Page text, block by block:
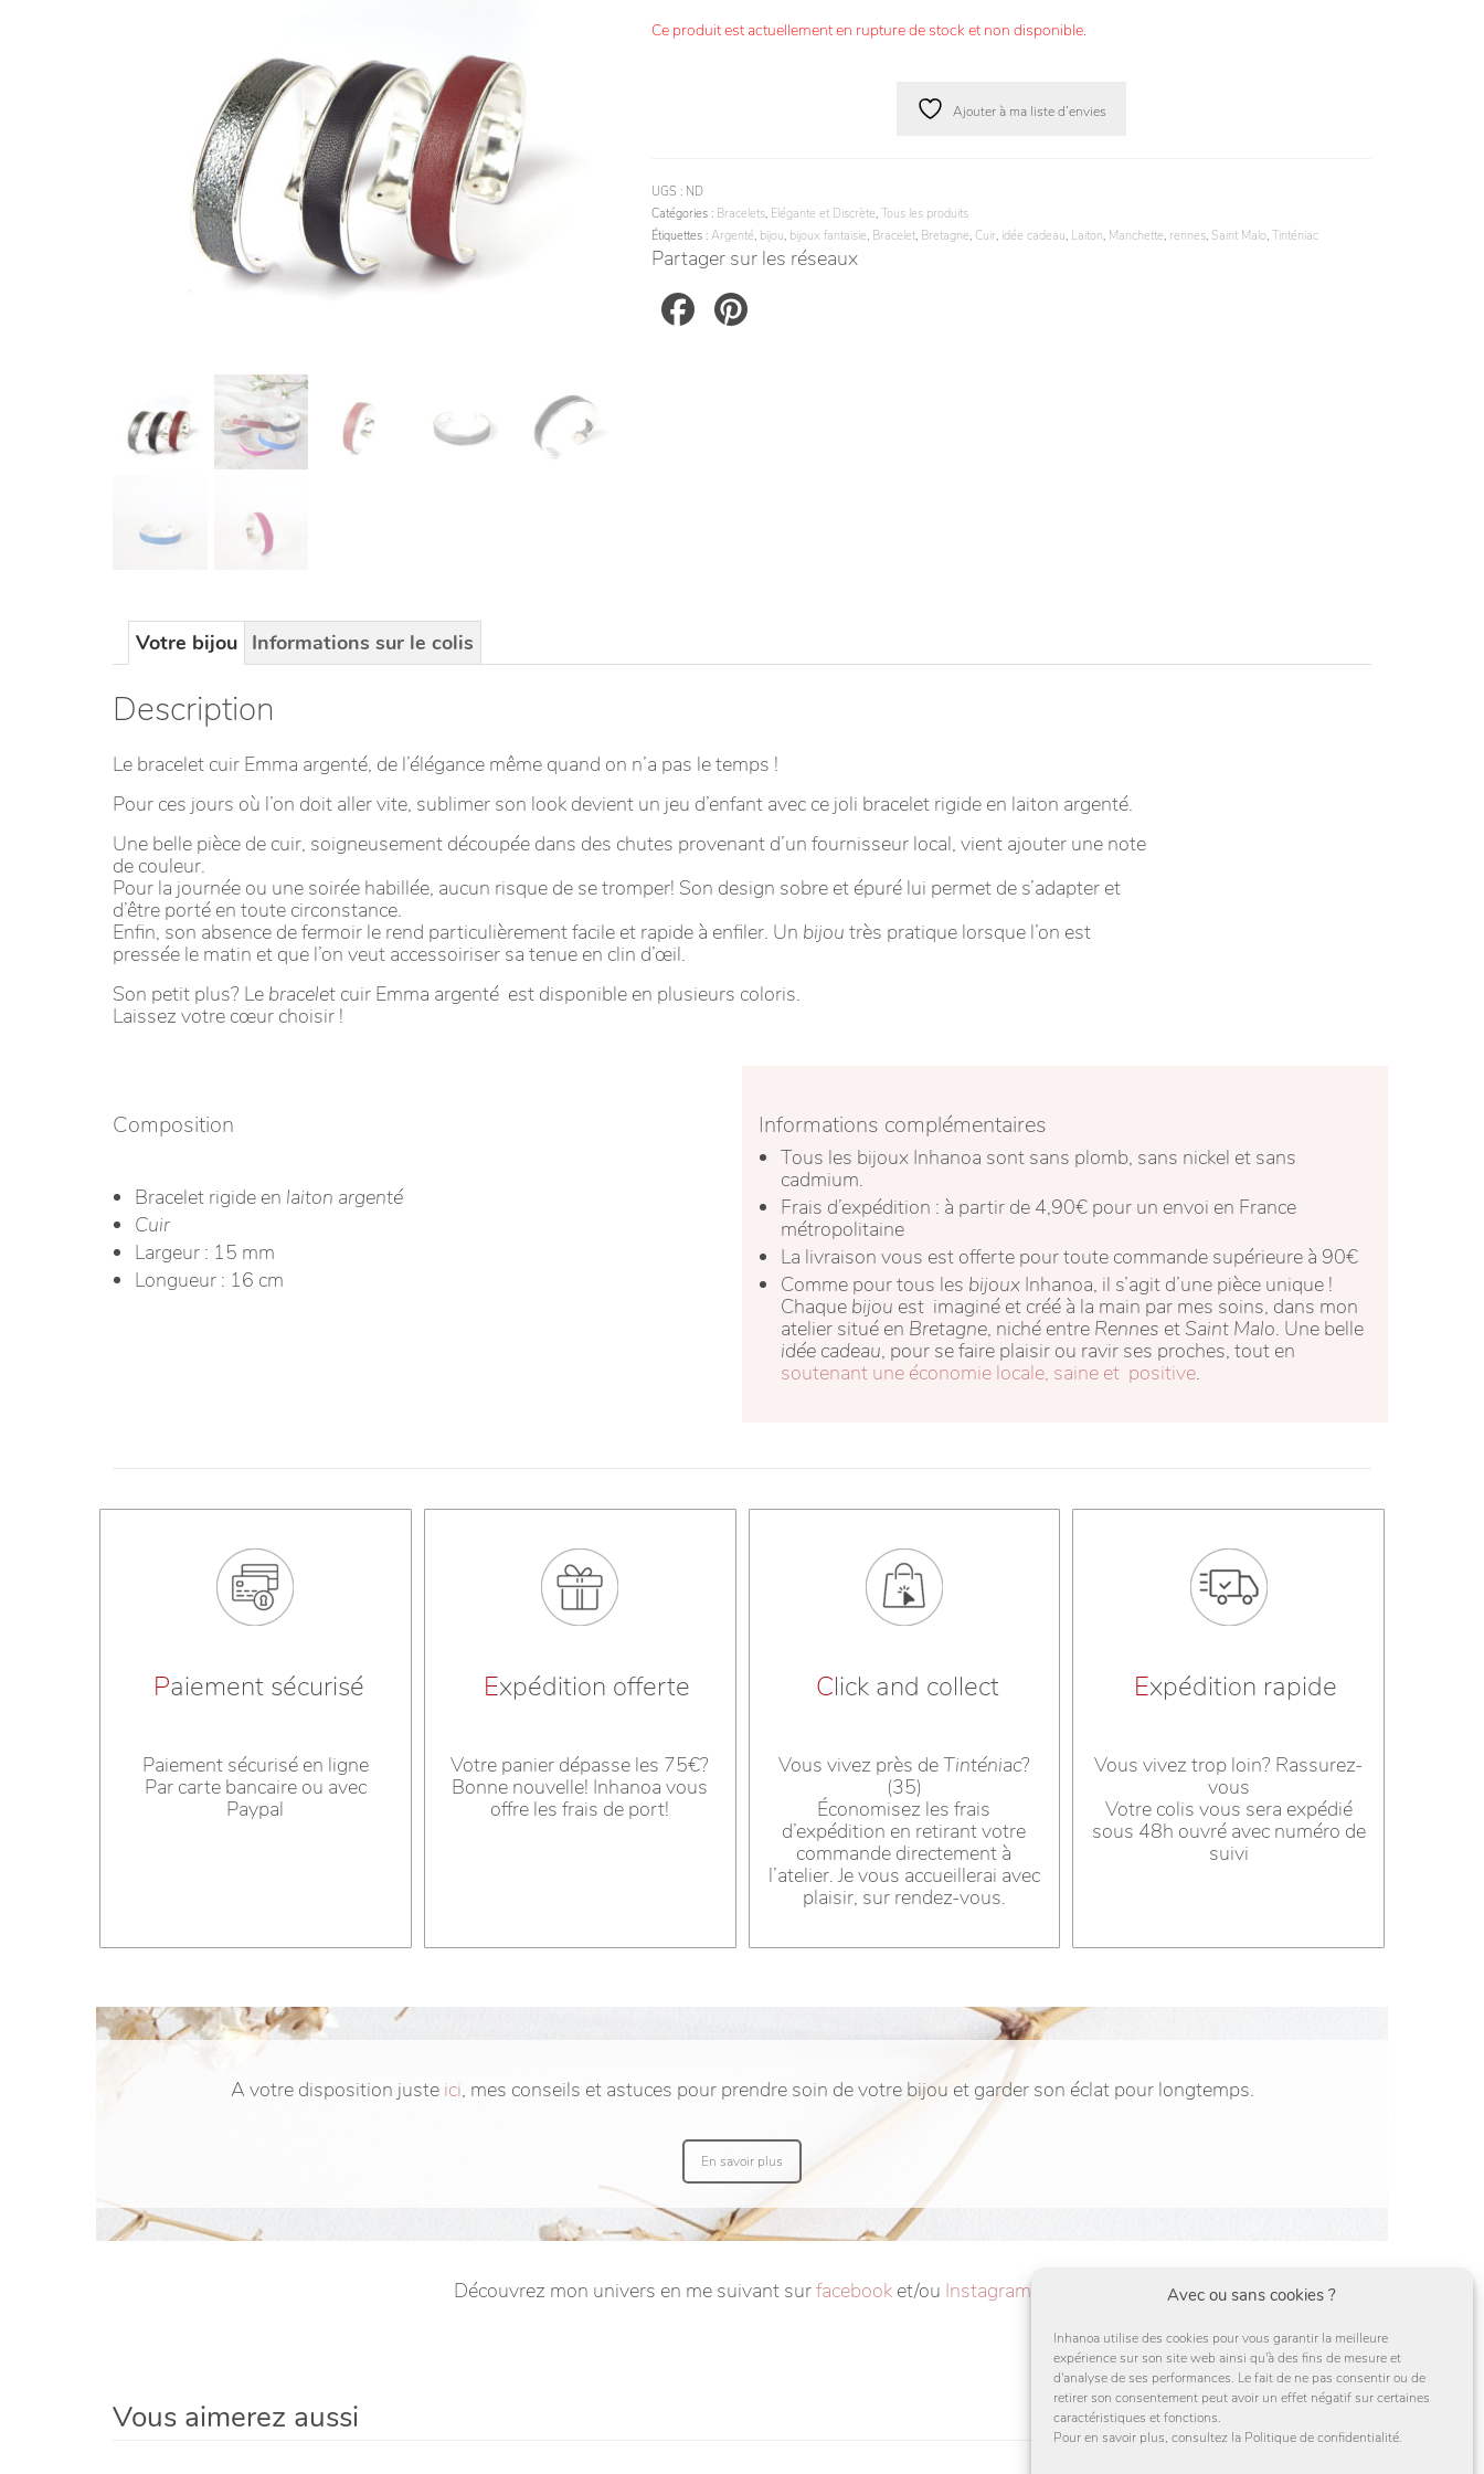
Avec ou sans cookies ?
Inhanoa utilise des cookies pour vous garantir la meilleure
expérience sur son site web ainsi qu'à des fins de mesure et
d'analyse de ses performances. Le fait de ne pas consentir ou de
retirer son consentement peut avoir un effet négatif sur certaines
caractéristiques et fonctions.
Pour en savoir plus, consultez la Politique de confidentialité.
Ce produit est actuellement en rupture de stock et non disponible.
Ajouter à ma liste d’envies
UGS : ND
Catégories : Bracelets, Elégante et Discrète, Tous les produits
Étiquettes : Argenté, bijou, bijoux fantaisie, Bracelet, Bretagne, Cuir, idée cadeau, Laiton, Manchette, rennes, Saint Malo, Tinténiac
Partager sur les réseaux
Facebook
Votre bijou Informations sur le colis
Description
Le bracelet cuir Emma argenté, de l’élégance même quand on n’a pas le temps !
Pour ces jours où l’on doit aller vite, sublimer son look devient un jeu d’enfant avec ce joli bracelet rigide en laiton argenté.
Une belle pièce de cuir, soigneusement découpée dans des chutes provenant d’un fournisseur local, vient ajouter une note
de couleur.
Pour la journée ou une soirée habillée, aucun risque de se tromper! Son design sobre et épuré lui permet de s’adapter et
d’être porté en toute circonstance.
Enfin, son absence de fermoir le rend particulièrement facile et rapide à enfiler. Un bijou très pratique lorsque l’on est
pressée le matin et que l’on veut accessoiriser sa tenue en clin d’œil.
Son petit plus? Le bracelet cuir Emma argenté est disponible en plusieurs coloris.
Laissez votre cœur choisir !
Composition
Bracelet rigide en laiton argenté
Cuir
Largeur : 15 mm
Longueur : 16 cm
Informations complémentaires
Tous les bijoux Inhanoa sont sans plomb, sans nickel et sans
cadmium.
Frais d’expédition : à partir de 4,90€ pour un envoi en France
métropolitaine
La livraison vous est offerte pour toute commande supérieure à 90€
Comme pour tous les bijoux Inhanoa, il s’agit d’une pièce unique !
Chaque bijou est imaginé et créé à la main par mes soins, dans mon
atelier situé en Bretagne, niché entre Rennes et Saint Malo. Une belle
idée cadeau, pour se faire plaisir ou ravir ses proches, tout en
soutenant une économie locale, saine et positive.
Paiement sécurisé
Paiement sécurisé en ligne
Par carte bancaire ou avec
Paypal
Expédition offerte
Votre panier dépasse les 75€?
Bonne nouvelle! Inhanoa vous
offre les frais de port!
Click and collect
Vous vivez près de Tinténiac?
(35)
Économisez les frais
d’expédition en retirant votre
commande directement à
l’atelier. Je vous accueillerai avec
plaisir, sur rendez-vous.
Expédition rapide
Vous vivez trop loin? Rassurez-
vous
Votre colis vous sera expédié
sous 48h ouvré avec numéro de
suivi
A votre disposition juste ici, mes conseils et astuces pour prendre soin de votre bijou et garder son éclat pour longtemps.
En savoir plus
Découvrez mon univers en me suivant surfacebooket/ou Instagram
Vous aimerez aussi